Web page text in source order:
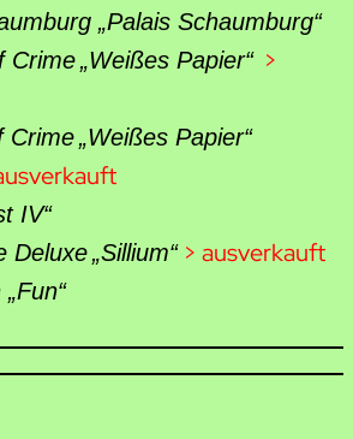
„Palais Schaumburg“
Crime„Weißes Papier“ >
Crime„Weißes Papier“
IV“
Deluxe„Sillium“ > ausverkauft